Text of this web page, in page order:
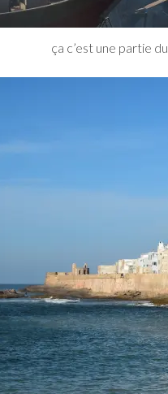
ça c’est une partie